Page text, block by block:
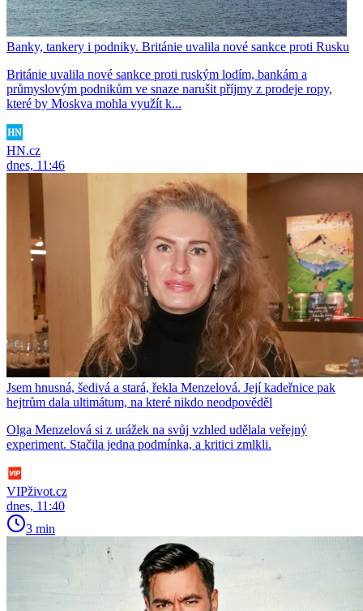
Banky, tankery i podniky. Británie uvalila nové sankce proti Rusku
Británie uvalila nové sankce proti ruským lodím, bankám a
průmyslovým podnikům ve snaze narušit příjmy z prodeje ropy,
které by Moskva mohla využít k...
HN.cz
dnes, 11:46
Jsem hnusná, šedivá a stará, řekla Menzelová. Její kadeřnice pak
hejtrům dala ultimátum, na které nikdo neodpověděl
Olga Menzelová si z urážek na svůj vzhled udělala veřejný
experiment. Stačila jedna podmínka, a kritici zmlkli.
VIPživot.cz
dnes, 11:40
3 min